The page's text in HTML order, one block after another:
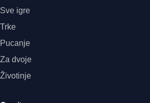
Sve igre
Trke
Pucanje
Za dvoje
Životinje